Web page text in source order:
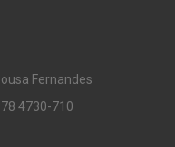
Fernandes
4730-710